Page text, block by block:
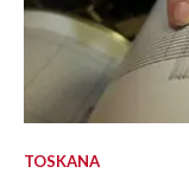
TOSKANA